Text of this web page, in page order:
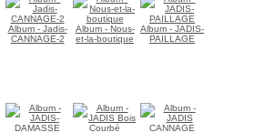
Album - Jadis-
CANNAGE-2
Album - Nous-
et-la-boutique
Album - JADIS-
PAILLAGE